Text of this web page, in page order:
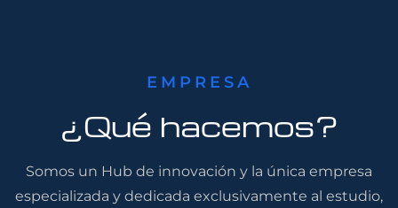
EMPRESA
¿Qué hacemos?
Somos un Hub de innovación y la única empresa
especializada y dedicada exclusivamente al estudio,